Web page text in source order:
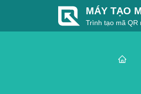
MÁY TẠO
Trình tạo mã QR